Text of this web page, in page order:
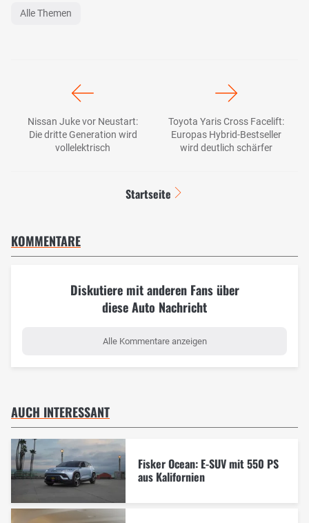
Alle Themen
Nissan Juke vor Neustart:
Die dritte Generation wird
vollelektrisch
Toyota Yaris Cross Facelift:
Europas Hybrid-Bestseller
wird deutlich schärfer
Startseite
KOMMENTARE
Diskutiere mit anderen Fans über
diese Auto Nachricht
Alle Kommentare anzeigen
AUCH INTERESSANT
Fisker Ocean: E-SUV mit 550 PS
aus Kalifornien